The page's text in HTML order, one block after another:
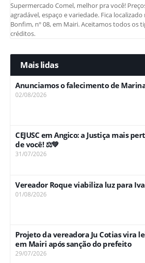
Supermercado Comel, melhor pra você!
agradável, espaço e variedade. Fica
Bonfim, nº 08, em Mairi. Aceitamos todos os
créditos.
Mais lidas
Anunciamos o falecimento de
02/08/2026
CEJUSC em Angico: a Justiça mais
de você! ⚖️💚
31/07/2026
Vereador Roque viabiliza luz para
01/08/2026
Projeto da vereadora Ju Cotias vira
em Mairi após sanção do prefeito
29/07/2026